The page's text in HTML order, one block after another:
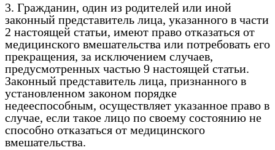
3. Гражданин, один из родителей или иной
законный представитель лица, указанного в части
2 настоящей статьи, имеют право отказаться от
медицинского вмешательства или потребовать его
прекращения, за исключением случаев,
предусмотренных частью 9 настоящей статьи.
Законный представитель лица, признанного в
установленном законом порядке
недееспособным, осуществляет указанное право в
случае, если такое лицо по своему состоянию не
способно отказаться от медицинского
вмешательства.